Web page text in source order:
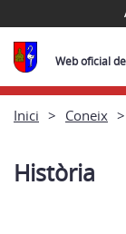
Web oficial
Inici Coneix
Història